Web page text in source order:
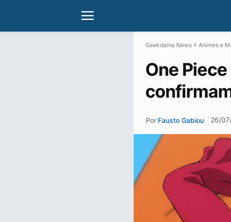
Geekdama News Animes e
One
Por Fausto Gabiou · 26/